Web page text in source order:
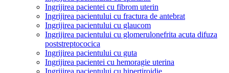
Ingrijirea pacientei cu fibrom uterin
Ingrijirea pacientului cu fractura de antebrat
Ingrijirea pacientului cu glaucom
Ingrijirea pacientului cu glomerulonefrita acuta difuza
poststreptococica
Ingrijirea pacientului cu guta
Ingrijirea pacientei cu hemoragie uterina
Ingrijirea pacientului cu hipertiroidie